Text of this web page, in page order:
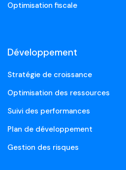
Optimisation fiscale
Développement
Stratégie de croissance
Optimisation des ressources
Suivi des performances
Plan de développement
Gestion des risques